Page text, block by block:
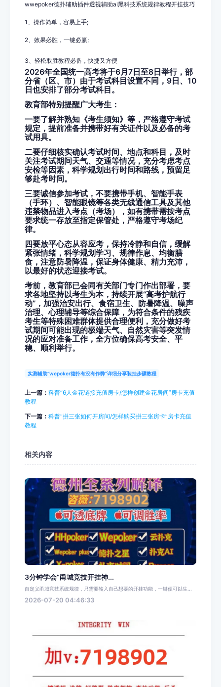
wwepoker德扑辅助插件透视辅助ai黑科技系统规律教程开挂技巧
1、操作简单，容易上手;
2、效果必胜，一键必赢;
3、轻松取胜教程必备，快捷又方便
2026年全国统一高考将于6月7日至8日举行，部
分省（区、市）由于考试科目设置不同，9日、10
日也安排了部分考试科目。
教育部特别提醒广大考生：
一要了解并熟知《考生须知》等，严格遵守考试
规定，提前准备并携带好有关证件以及必备的考
试用具。
二要仔细核实确认考试时间、地点和科目，及时
关注考试期间天气、交通等情况，充分考虑考点
安检等因素，科学规划出行时间和路线，预留足
够赴考时间。
三要诚信参加考试，不要携带手机、智能手表
（手环）、智能眼镜等各类无线通信工具及其他
违禁物品进入考点（考场），如有携带需按考点
要求统一存放至指定保管处，严格遵守考场纪
律。
四要放平心态从容应考，保持冷静和自信，缓解
紧张情绪，科学规划学习、规律作息、均衡膳
食，注意防暑降温，保证身体健康、精力充沛，
以最好的状态迎接考试。
考前，教育部已会同有关部门专门作出部署，要
求各地坚持以考生为本，持续开展“高考护航行
动”，加强治安出行、食宿卫生、防暑降温、噪声
治理、心理辅导等综合保障，为符合条件的残疾
考生等特殊困难群体提供合理便利，充分做好考
试期间可能出现的极端天气、自然灾害等突发情
况的应对准备工作，全方位确保高考安全、平
稳、顺利举行。
实测辅助“wepoker德扑有没有作弊”详细分享装挂步骤教程
上一篇： 科普“6人金花链接充值房卡/怎样创建金花房间”房卡充值
教程
下一篇： 科普“拼三张如何开房间/怎样购买拼三张房卡”房卡充值
教程
相关内容
3分钟学会“甬城竞技开挂神...
自定义甬城竞技系统规律，只需要输入自己想要的开挂功能，一键便可以生...
2026-07-20 04:46:33